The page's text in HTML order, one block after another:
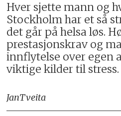
Hver sjette mann og
Stockholm har et så
det går på helsa løs.
prestasjonskrav og
innflytelse over egen
viktige kilder til stress.
JanTveita